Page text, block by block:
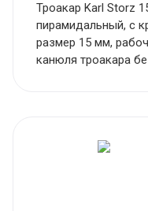
Троакар Karl Storz
пирамидальный, с
размер 15 мм,
канюля троакара